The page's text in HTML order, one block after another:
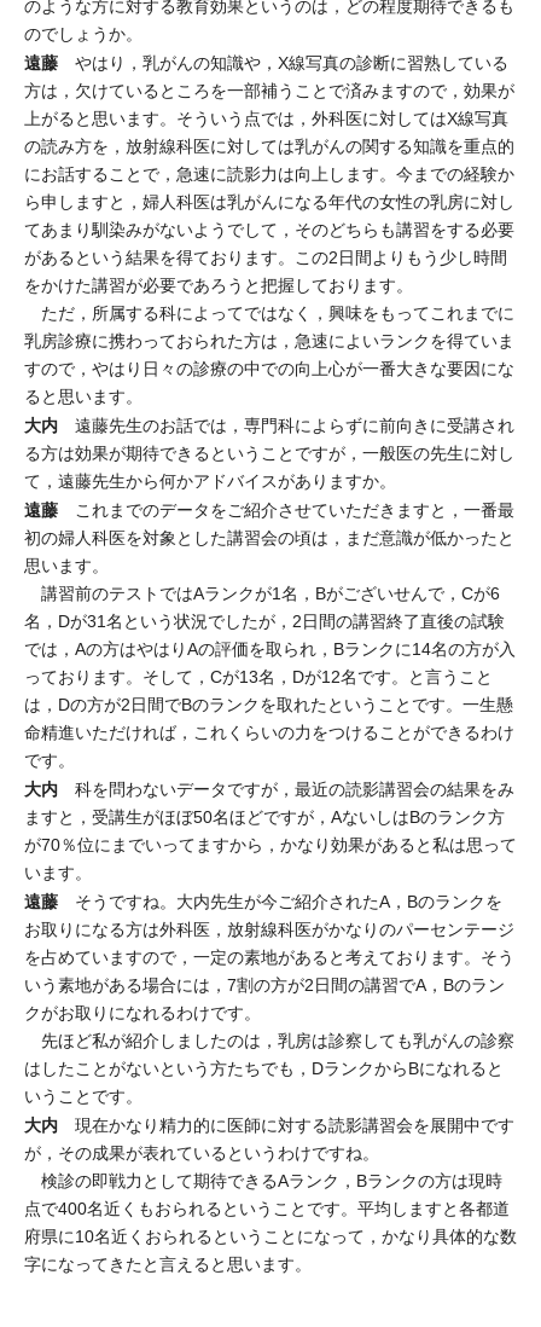
のような方に対する教育効果というのは，どの程度期待できるも
のでしょうか。
遠藤 やはり，乳がんの知識や，X線写真の診断に習熟している
方は，欠けているところを一部補うことで済みますので，効果が
上がると思います。そういう点では，外科医に対してはX線写真
の読み方を，放射線科医に対しては乳がんの関する知識を重点的
にお話することで，急速に読影力は向上します。今までの経験か
ら申しますと，婦人科医は乳がんになる年代の女性の乳房に対し
てあまり馴染みがないようでして，そのどちらも講習をする必要
があるという結果を得ております。この2日間よりもう少し時間
をかけた講習が必要であろうと把握しております。
ただ，所属する科によってではなく，興味をもってこれまでに
乳房診療に携わっておられた方は，急速によいランクを得ていま
すので，やはり日々の診療の中での向上心が一番大きな要因にな
ると思います。
大内 遠藤先生のお話では，専門科によらずに前向きに受講され
る方は効果が期待できるということですが，一般医の先生に対し
て，遠藤先生から何かアドバイスがありますか。
遠藤 これまでのデータをご紹介させていただきますと，一番最
初の婦人科医を対象とした講習会の頃は，まだ意識が低かったと
思います。
講習前のテストではAランクが1名，Bがございせんで，Cが6
名，Dが31名という状況でしたが，2日間の講習終了直後の試験
では，Aの方はやはりAの評価を取られ，Bランクに14名の方が入
っております。そして，Cが13名，Dが12名です。と言うこと
は，Dの方が2日間でBのランクを取れたということです。一生懸
命精進いただければ，これくらいの力をつけることができるわけ
です。
大内 科を問わないデータですが，最近の読影講習会の結果をみ
ますと，受講生がほぼ50名ほどですが，AないしはBのランク方
が70％位にまでいってますから，かなり効果があると私は思って
います。
遠藤 そうですね。大内先生が今ご紹介されたA，Bのランクを
お取りになる方は外科医，放射線科医がかなりのパーセンテージ
を占めていますので，一定の素地があると考えております。そう
いう素地がある場合には，7割の方が2日間の講習でA，Bのラン
クがお取りになれるわけです。
先ほど私が紹介しましたのは，乳房は診察しても乳がんの診察
はしたことがないという方たちでも，DランクからBになれると
いうことです。
大内 現在かなり精力的に医師に対する読影講習会を展開中です
が，その成果が表れているというわけですね。
検診の即戦力として期待できるAランク，Bランクの方は現時
点で400名近くもおられるということです。平均しますと各都道
府県に10名近くおられるということになって，かなり具体的な数
字になってきたと言えると思います。